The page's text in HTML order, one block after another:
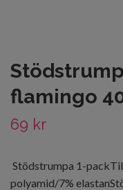
flamingo
69 kr
Stödstrumpa 1-
polyamid/7%